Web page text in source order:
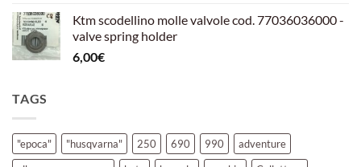
Ktm scodellino molle valvole cod. 77036036000 -
valve spring holder
6,00€
TAGS
"epoca" "husqvarna" 250 690 990
adventure